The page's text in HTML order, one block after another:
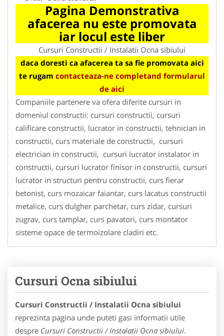
Pagina Demonstrativa
afacerea nu este promovata
iar locul este liber
Cursuri Constructii / Instalatii Ocna sibiului
daca doresti ca afacerea ta sa fie promovata aici
te rugam contacteaza-ne completand formularul
de aici
Companiile partenere va ofera diferite cursuri in
domeniul constructii: cursuri constructii, cursuri
calificare constructii, lucrator in constructii, tehnician in
constructii, curs materiale de constructii, cursuri
electrician in constructii, cursuri lucrator instalator in
constructii, cursuri lucrator finisor in constructii, cursuri
lucrator in structuri pentru constructii, curs fierar
betonist, curs mozaicar faiantar, curs lacatus constructii
metalice, curs dulgher parchetar, curs zidar, cursuri
zugrav, curs tamplar, curs pavatori, curs montator
sisteme opace de termoizolare cladiri etc.
Cursuri Ocna sibiului
Cursuri Constructii / Instalatii Ocna sibiului
reprezinta pagina unde puteti gasi informatii utile
despre Cursuri Constructii / Instalatii Ocna sibiului.